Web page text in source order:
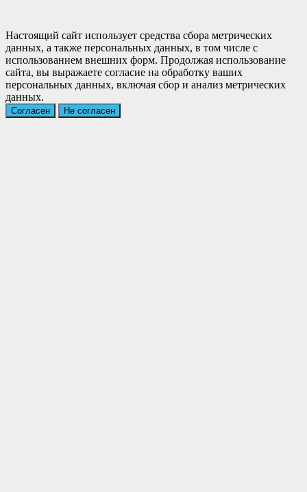
Настоящий сайт использует средства сбора метрических
данных, а также персональных данных, в том числе с
использованием внешних форм. Продолжая использование
сайта, вы выражаете согласие на обработку ваших
персональных данных, включая сбор и анализ метрических
данных.
Согласен Не согласен